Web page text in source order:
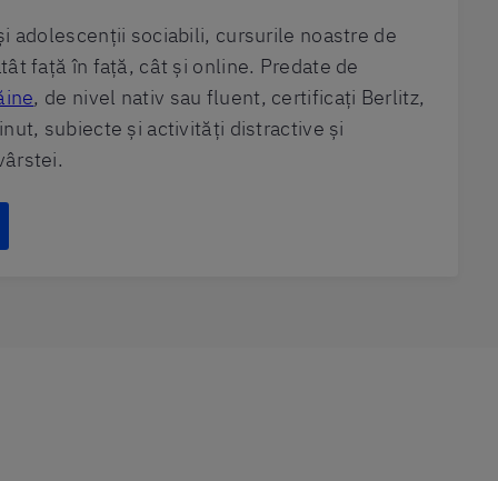
adolescenții sociabili, cursurile noastre de
față în față, cât și online. Predate de
, de nivel nativ sau fluent, certificați Berlitz,
subiecte și activități distractive și